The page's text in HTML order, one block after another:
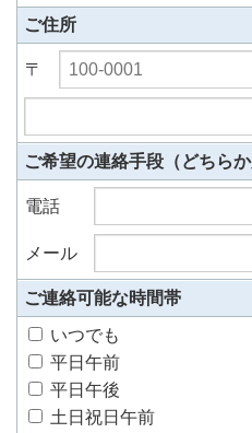
ご住所
〒
ご希望の連絡手段（どちらか
電話
メール
ご連絡可能な時間帯
いつでも
平日午前
平日午後
土日祝日午前